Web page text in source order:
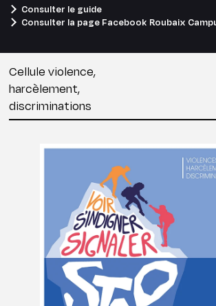
Consulter le guide
Consulter la page Facebook Roubaix
Cellule violence,
harcèlement,
discriminations